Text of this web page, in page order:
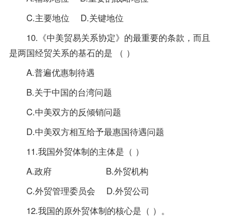
C.主要地位 D.关键地位
10.《中美贸易关系协定》的最重要的条款，而且
是两国经贸关系的基石的是 （ ）
A.普遍优惠制待遇
B.关于中国的台湾问题
C.中美双方的反倾销问题
D.中美双方相互给予最惠国待遇问题
11.我国外贸体制的主体是（ ）
A.政府 B.外贸机构
C.外贸管理委员会 D.外贸公司
12.我国的原外贸体制的核心是（ ）。